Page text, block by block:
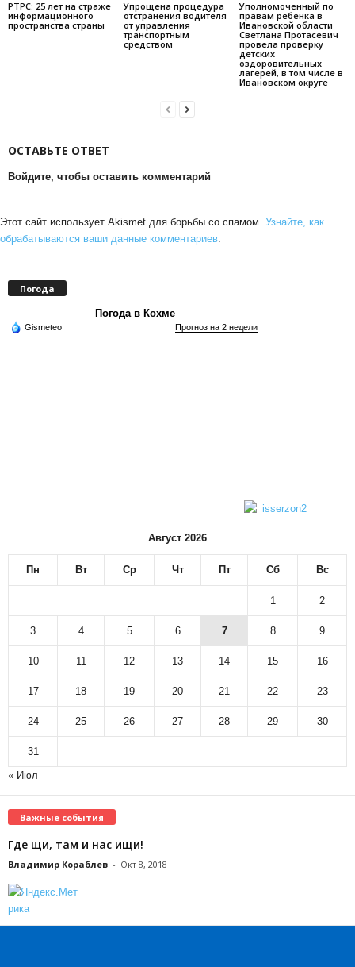
РТРС: 25 лет на страже
информационного
пространства страны
Упрощена процедура
отстранения водителя
от управления
транспортным
средством
Уполномоченный по
правам ребенка в
Ивановской области
Светлана Протасевич
провела проверку
детских
оздоровительных
лагерей, в том числе в
Ивановском округе
ОСТАВЬТЕ ОТВЕТ
Войдите, чтобы оставить комментарий
Этот сайт использует Akismet для борьбы со спамом. Узнайте, как
обрабатываются ваши данные комментариев
Погода
Погода в Кохме
Gismeteo Прогноз на 2 недели
Август 2026
Пн Вт Ср Чт Пт Сб Вс
1 2
3 4 5 6 7 8 9
10 11 12 13 14 15 16
17 18 19 20 21 22 23
24 25 26 27 28 29 30
31
« Июл
Важные события
Где щи, там и нас ищи!
Владимир Кораблев - Окт 8, 2018